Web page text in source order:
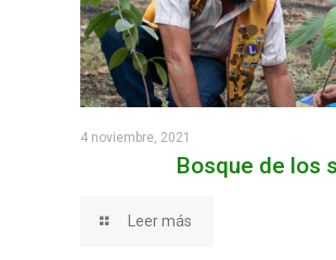
4 noviembre, 2021
Bosque de los
Leer más